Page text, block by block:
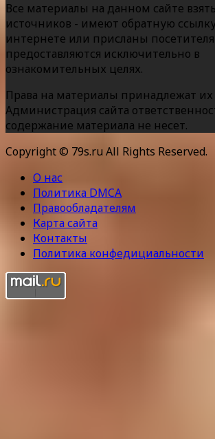
Все материалы на данном сайте
источников - имеют обратную
интернете или присланы
предоставляются исключительно в
ознакомительных целях.
Права на материалы принадлежат их
Администрация сайта
содержание материала не несет.
Copyright © 79s.ru All Rights Reserved.
О нас
Политика DMCA
Правообладателям
Карта сайта
Контакты
Политика конфедициальности